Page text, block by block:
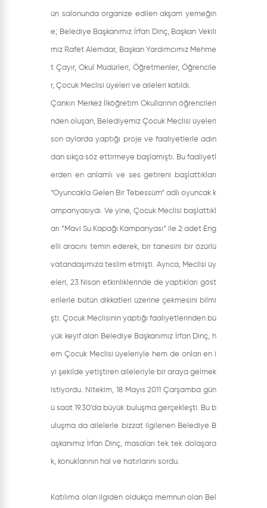
ün salonunda organize edilen akşam yemeğin
e; Belediye Başkanımız İrfan Dinç, Başkan Vekili
miz Rafet Alemdar, Başkan Yardımcımız Mehme
t Çayır, Okul Müdürleri, Öğretmenler, Öğrencile
r, Çocuk Meclisi üyeleri ve aileleri katıldı.
Çankırı Merkez İlköğretim Okullarının öğrencileri
nden oluşan, Belediyemiz Çocuk Meclisi üyeleri
son aylarda yaptığı proje ve faaliyetlerle adın
dan sıkça söz ettirmeye başlamıştı. Bu faaliyetl
erden en anlamlı ve ses getireni başlattıkları
“Oyuncakla Gelen Bir Tebessüm” adlı oyuncak k
ampanyasıydı. Ve yine, Çocuk Meclisi başlattıkl
arı “Mavi Su Kapağı Kampanyası” ile 2 adet Eng
elli aracını temin ederek, bir tanesini bir özürlü
vatandaşımıza teslim etmişti. Ayrıca, Meclisi üy
eleri, 23 Nisan etkinliklerinde de yaptıkları göst
erilerle bütün dikkatleri üzerine çekmesini bilmi
şti. Çocuk Meclisinin yaptığı faaliyetlerinden bü
yük keyif alan Belediye Başkanımız İrfan Dinç, h
em Çocuk Meclisi üyeleriyle hem de onları en i
yi şekilde yetiştiren aileleriyle bir araya gelmek
istiyordu. Nitekim, 18 Mayıs 2011 Çarşamba gün
ü saat 19.30’da büyük buluşma gerçekleşti. Bu b
uluşma da ailelerle bizzat ilgilenen Belediye B
aşkanımız İrfan Dinç, masaları tek tek dolaşara
k, konuklarının hal ve hatırlarını sordu.
Katılıma olan ilgiden oldukça memnun olan Bel